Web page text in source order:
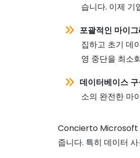
습니다. 이제 기
포괄적인 마이
집하고 초기 데
영 중단을 최소
데이터베이스
소의 완전한 마
Concierto Microsoft
줍니다. 특히 데이터